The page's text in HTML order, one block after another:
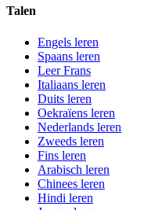
Talen
Engels leren
Spaans leren
Leer Frans
Italiaans leren
Duits leren
Oekraïens leren
Nederlands leren
Zweeds leren
Fins leren
Arabisch leren
Chinees leren
Hindi leren